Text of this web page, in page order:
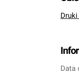
Druki
Data